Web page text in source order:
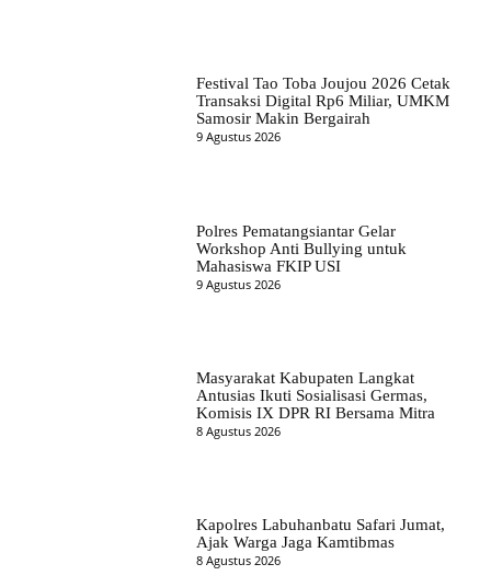
Festival Tao Toba Joujou 2026 Cetak
Transaksi Digital Rp6 Miliar, UMKM
Samosir Makin Bergairah
9 Agustus 2026
Polres Pematangsiantar Gelar
Workshop Anti Bullying untuk
Mahasiswa FKIP USI
9 Agustus 2026
Masyarakat Kabupaten Langkat
Antusias Ikuti Sosialisasi Germas,
Komisis IX DPR RI Bersama Mitra
8 Agustus 2026
Kapolres Labuhanbatu Safari Jumat,
Ajak Warga Jaga Kamtibmas
8 Agustus 2026